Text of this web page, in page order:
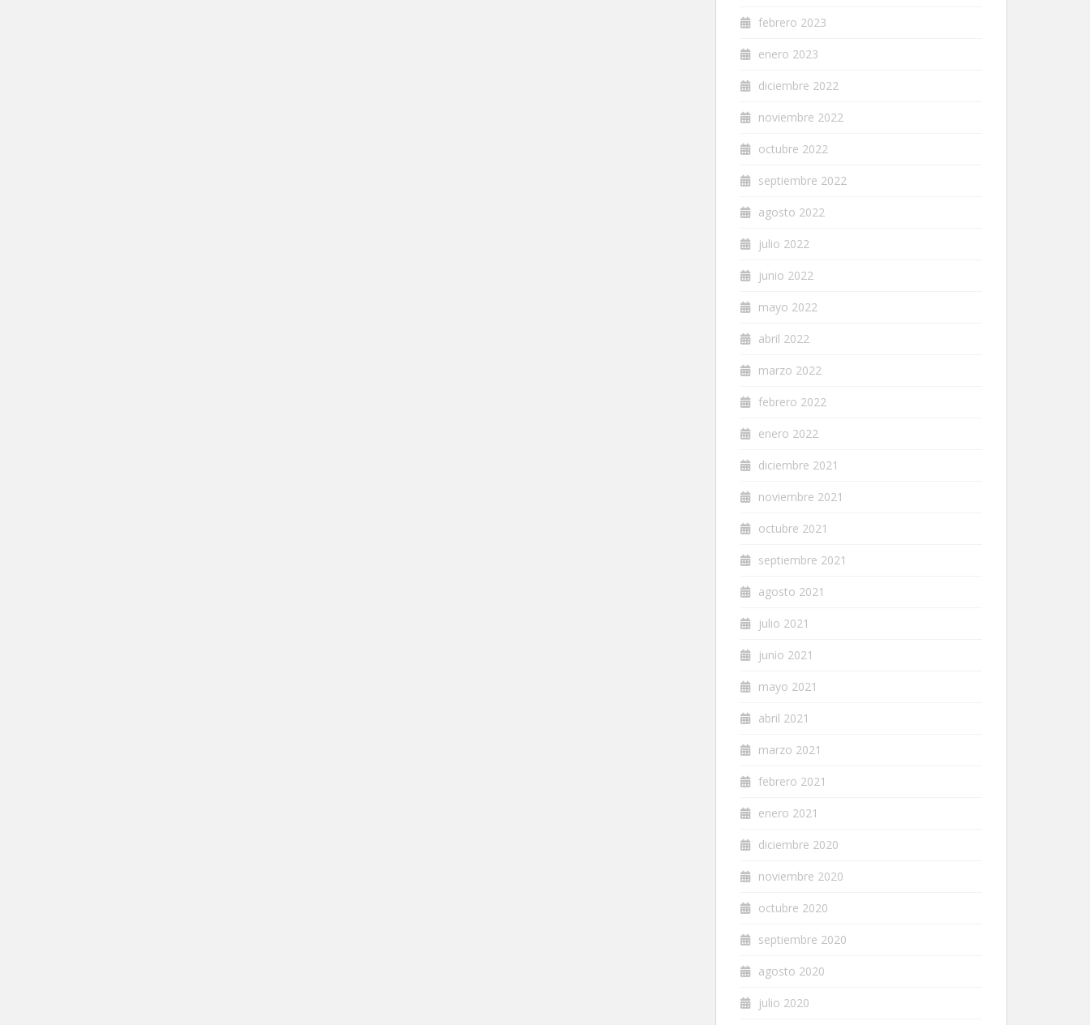
febrero 2023
enero 2023
diciembre 2022
noviembre 2022
octubre 2022
septiembre 2022
agosto 2022
julio 2022
junio 2022
mayo 2022
abril 2022
marzo 2022
febrero 2022
enero 2022
diciembre 2021
noviembre 2021
octubre 2021
septiembre 2021
agosto 2021
julio 2021
junio 2021
mayo 2021
abril 2021
marzo 2021
febrero 2021
enero 2021
diciembre 2020
noviembre 2020
octubre 2020
septiembre 2020
agosto 2020
julio 2020